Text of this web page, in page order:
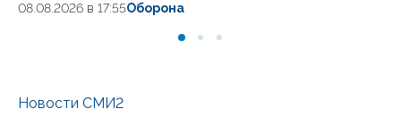
08.08.2026 в 17:55Оборона
Новости СМИ2